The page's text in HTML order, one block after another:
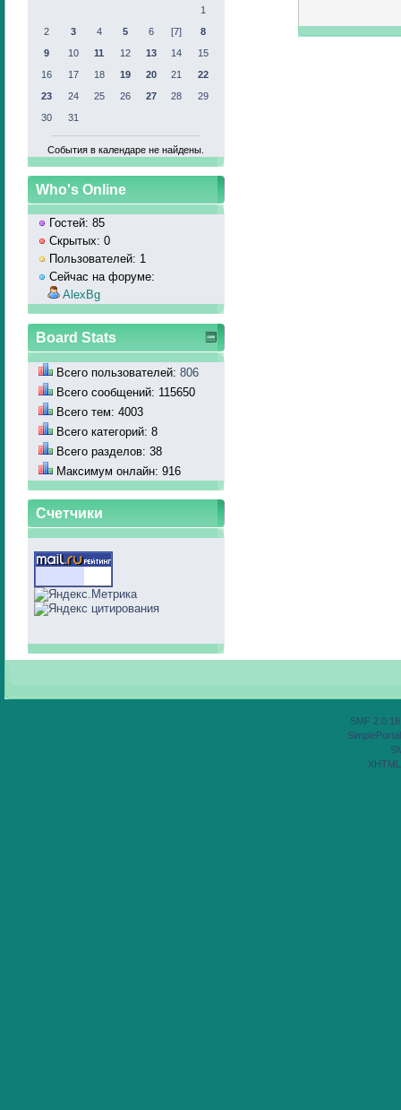
1
2
3 4 5 6 [7]
8
9
10 11 12 13 14
15
16
17 18 19 20 21
22
23
24 25 26 27 28
29
30
31
События в календаре не найдены.
Who's Online
Гостей: 85
Скрытых: 0
Пользователей: 1
Сейчас на форуме:
AlexBg
Board Stats
Всего пользователей: 806
Всего сообщений: 115650
Всего тем: 4003
Всего категорий: 8
Всего разделов: 38
Максимум онлайн: 916
Счетчики
SMF 2.0.18
XHTML